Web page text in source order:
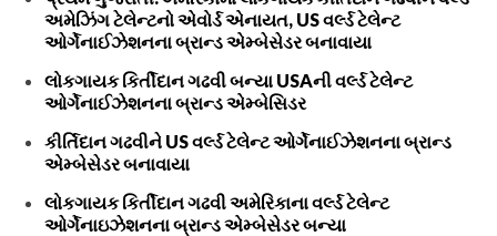
અમેઝિંગ ટેલેન્ટનો એવોર્ડ એનાયત, US વર્લ્ડ ટેલેન્ટ
ઓર્ગેનાઈઝેશનના બ્રાન્ડ એમ્બેસેડર બનાવાયા
લોકગાયક કિર્તીદાન ગઢવી બન્યા USAની વર્લ્ડ ટેલેન્ટ
ઓર્ગેનાઈઝેશનના બ્રાન્ડ એમ્બેસિડર
કીર્તિદાન ગઢવીને US વર્લ્ડ ટેલેન્ટ ઓર્ગેનાઈઝેશનના બ્રાન્ડ
એમ્બેસેડર બનાવાયા
લોકગાયક કિર્તીદાન ગઢવી અમેરિકાના વર્લ્ડ ટેલેન્ટ
ઓર્ગેનાઇઝેશનના બ્રાન્ડ એમ્બેસેડર બન્યા